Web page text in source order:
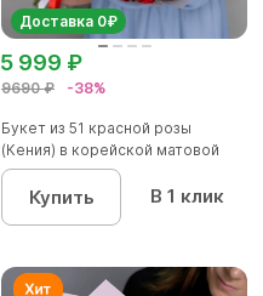
Доставка 0₽
9690 ₽ -38%
5 999 ₽
Букет из 51 красной розы
(Кения) в корейской матовой
уп...
Купить В 1 клик